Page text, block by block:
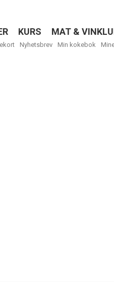
KURS MAT &
Nyhetsbrev Min kokebok